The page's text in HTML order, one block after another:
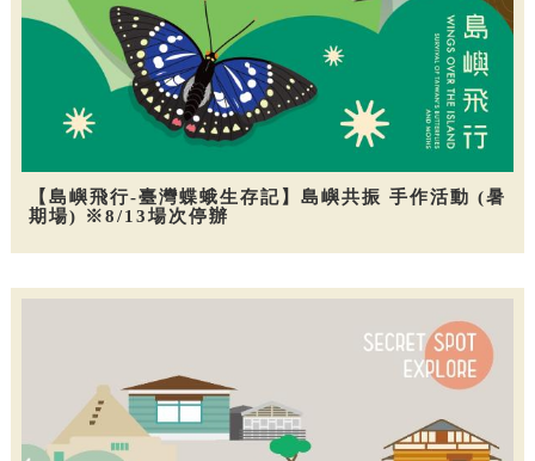
【島嶼飛行-臺灣蝶蛾生存記】島嶼共振 手作活動 (暑
期場) ※8/13場次停辦